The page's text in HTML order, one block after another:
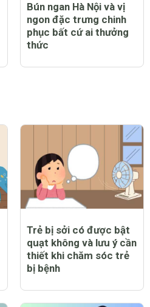
Bún ngan Hà Nội và vị
ngon đặc trưng chinh
phục bất cứ ai thưởng
thức
Trẻ bị sởi có được bật
quạt không và lưu ý cần
thiết khi chăm sóc trẻ
bị bệnh